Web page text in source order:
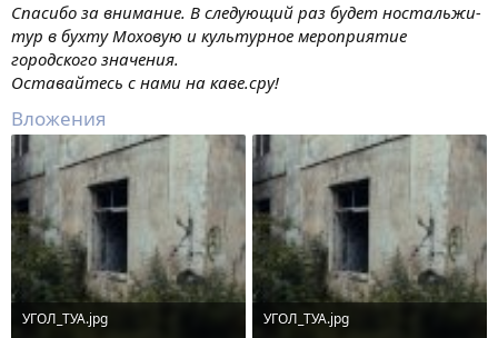
Спасибо за внимание. В следующий раз будет ностальжи-
тур в бухту Моховую и культурное мероприятие
городского значения.
Оставайтесь с нами на каве.сру!
Вложения
УГОЛ_ТУА.jpg
УГОЛ_ТУА.jpg